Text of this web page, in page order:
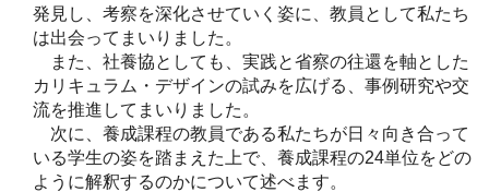
発見し、考察を深化させていく姿に、教員として私たち
は出会ってまいりました。
また、社養協としても、実践と省察の往還を軸とした
カリキュラム・デザインの試みを広げる、事例研究や交
流を推進してまいりました。
次に、養成課程の教員である私たちが日々向き合って
いる学生の姿を踏まえた上で、養成課程の24単位をどの
ように解釈するのかについて述べます。